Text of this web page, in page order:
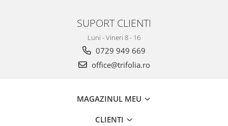
SUPORT CLIENTI
Luni - Vineri 8 - 16
0729 949 669
office@trifolia.ro
MAGAZINUL MEU
CLIENTI